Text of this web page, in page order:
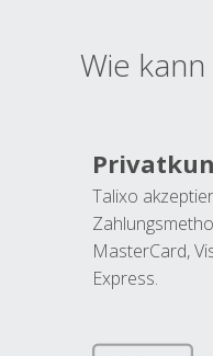
Wie
Talixo
MasterCard,
Express.